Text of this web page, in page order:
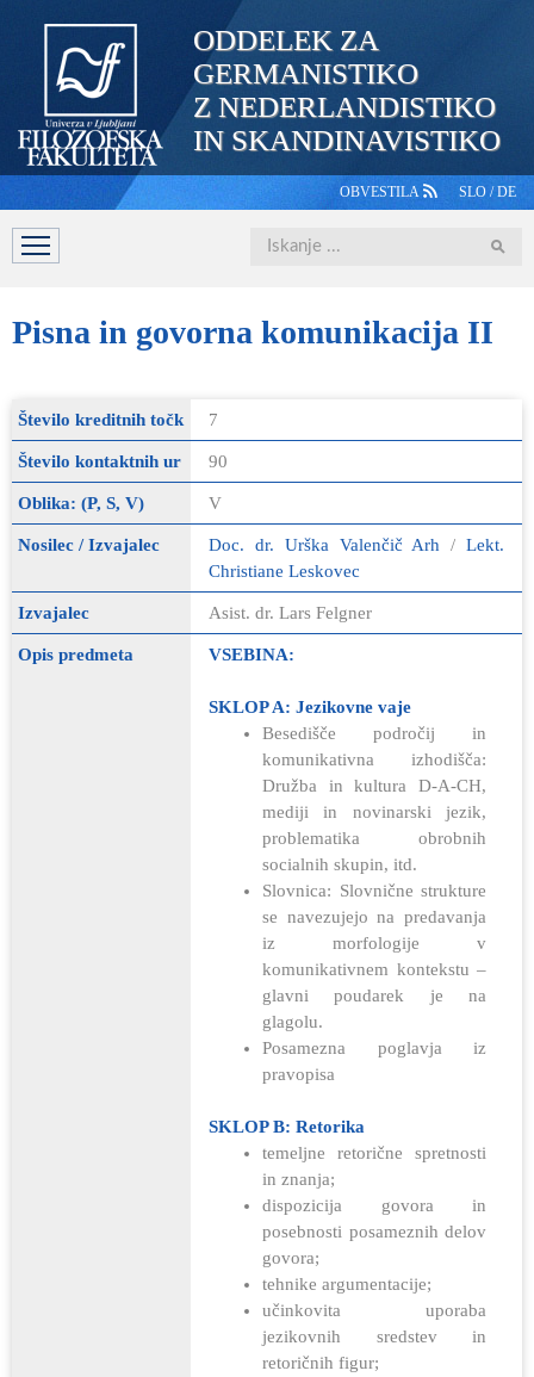
ODDELEK ZA
GERMANISTIKO
Z NEDERLANDISTIKO
IN SKANDINAVISTIKO
OBVESTILA SLO /DE
DOMOV ŠTUDIJ
Iskanje
Pisna in govorna komunikacija II
Število kreditnih točk 7
Število kontaktnih ur 90
Oblika: (P, S, V) V
Nosilec / Izvajalec Doc. dr. Urška Valenčič Arh /Lekt.
Christiane Leskovec
Izvajalec Asist. dr. Lars Felgner
Opis predmeta VSEBINA:
SKLOP A: Jezikovne vaje
Besedišče področij in
komunikativna izhodišča:
Družba in kultura D-A-CH,
mediji in novinarski jezik,
problematika obrobnih
socialnih skupin, itd.
Slovnica: Slovnične strukture
se navezujejo na predavanja
iz morfologije v
komunikativnem kontekstu –
glavni poudarek je na
glagolu.
Posamezna poglavja iz
pravopisa
SKLOP B: Retorika
temeljne retorične spretnosti
in znanja;
dispozicija govora in
posebnosti posameznih delov
govora;
tehnike argumentacije;
učinkovita uporaba
jezikovnih sredstev in
retoričnih figur;